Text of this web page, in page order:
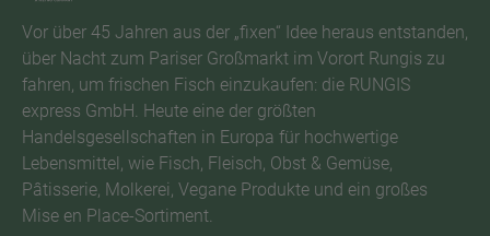
Vor über 45 Jahren aus der „fixen“ Idee heraus entstanden,
über Nacht zum Pariser Großmarkt im Vorort Rungis zu
fahren, um frischen Fisch einzukaufen: die RUNGIS
express GmbH. Heute eine der größten
Handelsgesellschaften in Europa für hochwertige
Lebensmittel, wie Fisch, Fleisch, Obst & Gemüse,
Pâtisserie, Molkerei, Vegane Produkte und ein großes
Mise en Place-Sortiment.